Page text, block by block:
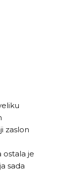
zaslon
ostala je
sada